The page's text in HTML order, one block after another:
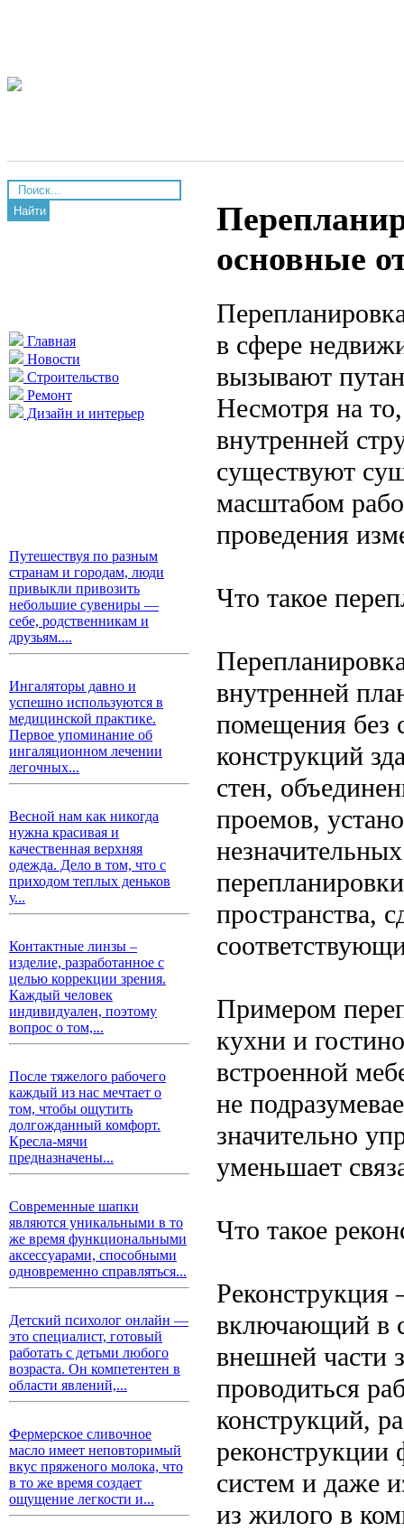
Найти
Главная
Новости
Строительство
Ремонт
Дизайн и интерьер
Путешествуя по разным
странам и городам, люди
привыкли привозить
небольшие сувениры —
себе, родственникам и
друзьям....
Ингаляторы давно и
успешно используются в
медицинской практике.
Первое упоминание об
ингаляционном лечении
легочных...
Весной нам как никогда
нужна красивая и
качественная верхняя
одежда. Дело в том, что с
приходом теплых деньков
у...
Контактные линзы –
изделие, разработанное с
целью коррекции зрения.
Каждый человек
индивидуален, поэтому
вопрос о том,...
После тяжелого рабочего
каждый из нас мечтает о
том, чтобы ощутить
долгожданный комфорт.
Кресла-мячи
предназначены...
Современные шапки
являются уникальными в то
же время функциональными
аксессуарами, способными
одновременно справляться...
Детский психолог онлайн —
это специалист, готовый
работать с детьми любого
возраста. Он компетентен в
области явлений,...
Фермерское сливочное
масло имеет неповторимый
вкус пряженого молока, что
в то же время создает
ощущение легкости и...
основные
в сфере
вызывают
Несмотря на
внутренней
существуют
масштабом
проведения
Что такое
внутренней
помещения без
конструкций
стен,
проемов,
пространства,
Примером
кухни и
встроенной
не
значительно
уменьшает
Что такое
включающий в
внешней части
проводиться
конструкций,
реконструкции
систем и даже
из жилого в